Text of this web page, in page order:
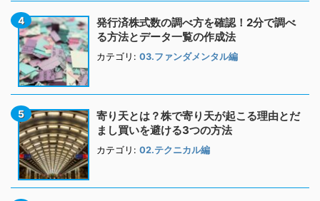
発行済株式数の調べ方を確認！2分で調べ
る方法とデータ一覧の作成法
カテゴリ: 03.ファンダメンタル編
寄り天とは？株で寄り天が起こる理由とだ
まし買いを避ける3つの方法
カテゴリ: 02.テクニカル編